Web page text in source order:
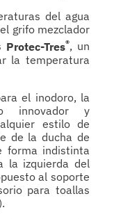
del agua
grifo mezclador
Protec-Tres®, un
la temperatura
el inodoro, la
innovador y
estilo de
de la ducha de
forma indistinta
la izquierda del
al soporte
para toallas